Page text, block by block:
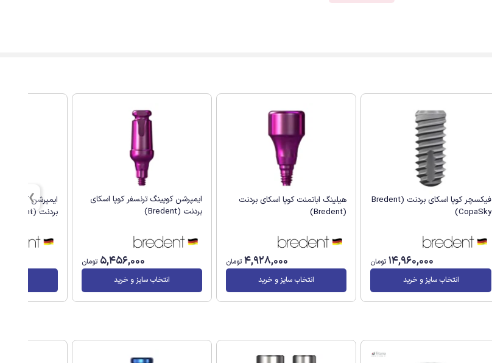
فیکسچر کوپا اسکای بردنت (Bredent
CopaSky)
14,960,000 تومان
انتخاب سایز و خرید
هیلینگ اباتمنت کوپا اسکای بردنت
(Bredent)
4,928,000 تومان
انتخاب سایز و خرید
ایمپرشن کوپینگ ترنسفر کوپا اسکای
بردنت (Bredent)
5,456,000 تومان
انتخاب سایز و خرید
ایمپرشن کوپینگ
بردنت (Bredent)